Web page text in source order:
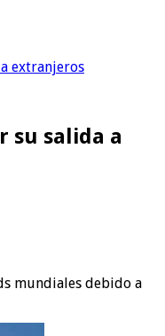
extranjeros
su salida a
mundiales debido a